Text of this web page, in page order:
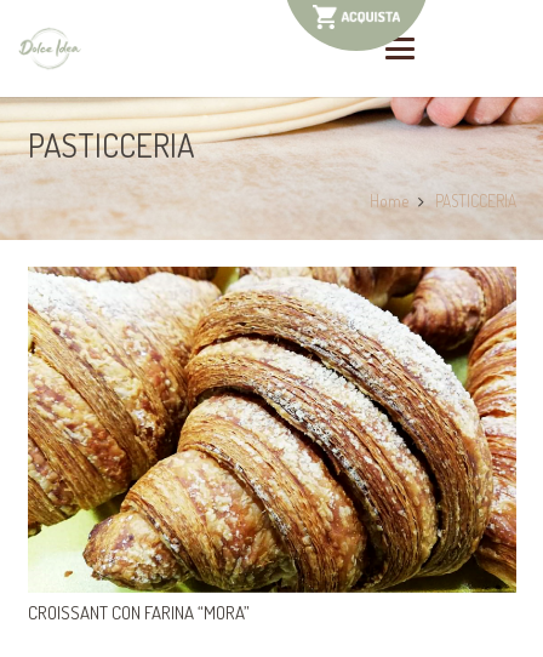
PASTICCERIA
Home PASTICCERIA
CROISSANT CON FARINA “MORA”